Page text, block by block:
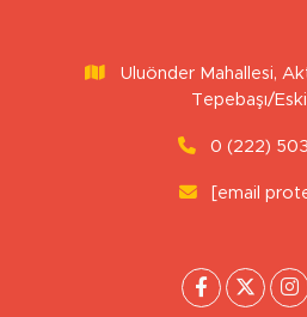
Uluönder Mahallesi,
Tepebaşı/
0 (222)
[email